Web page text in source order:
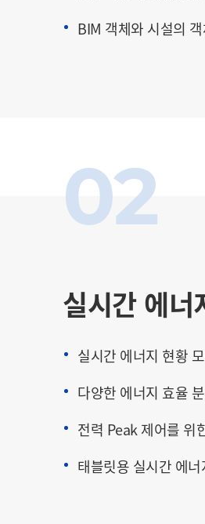
BIM 객체와 시설의
02
실시간 에너
실시간 에너지 현황
다양한 에너지 효율
전력 Peak 제어를 위
태블릿용 실시간 에